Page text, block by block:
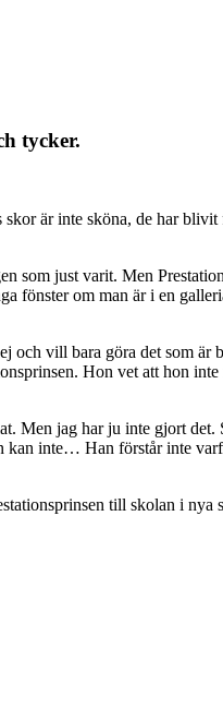
tycker.
är inte sköna, de har
som just varit. Men
fönster om man är i en
vill bara göra det som är
Hon vet att hon
Men jag har ju inte gjort
inte… Han förstår inte
till skolan i nya